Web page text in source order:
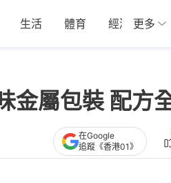
生活 體育 經濟 01
更多
金屬包裝 配方
在Google
追蹤《香港01》